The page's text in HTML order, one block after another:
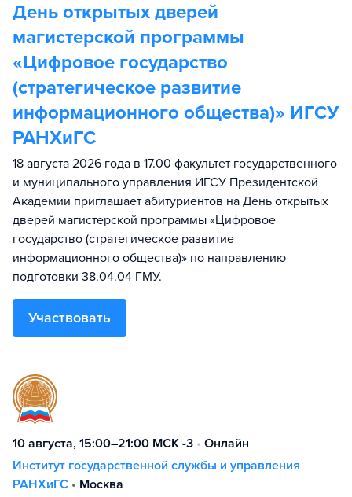
День открытых дверей
магистерской программы
«Цифровое государство
(стратегическое развитие
информационного общества)» ИГСУ
РАНХиГС
18 августа 2026 года в 17.00 факультет государственного
и муниципального управления ИГСУ Президентской
Академии приглашает абитуриентов на День открытых
дверей магистерской программы «Цифровое
государство (стратегическое развитие
информационного общества)» по направлению
подготовки 38.04.04 ГМУ.
Участвовать
10 августа, 15:00–21:00 МСК -3 • Онлайн
Институт государственной службы и управления
РАНХиГС • Москва